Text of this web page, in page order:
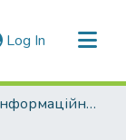
Log In (current)
Факультет інформаційної безпеки та електронних комунікацій